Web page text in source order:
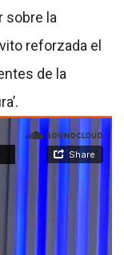
sobre la
reforzada el
de la